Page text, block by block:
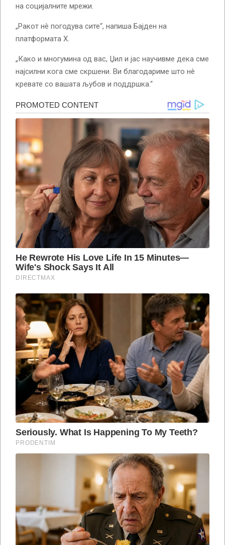
на социјалните мрежи.
„Ракот нè погодува сите“, напиша Бајден на
платформата X.
„Како и многумина од вас, Џил и јас научивме дека сме
најсилни кога сме скршени. Ви благодариме што нè
кревате со вашата љубов и поддршка.“